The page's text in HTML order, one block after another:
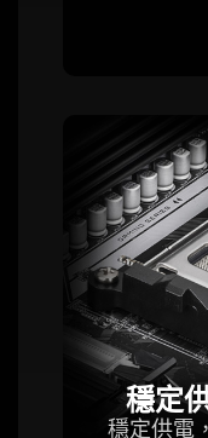
穩定
穩定供電